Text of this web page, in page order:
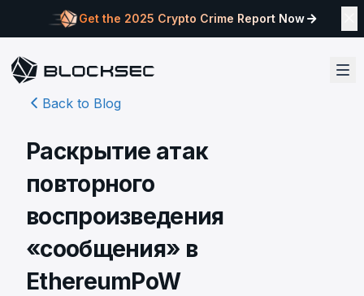
Get the 2025 Crypto Crime Report Now
Back to Blog
Раскрытие атак
повторного
воспроизведения
«сообщения» в
EthereumPoW